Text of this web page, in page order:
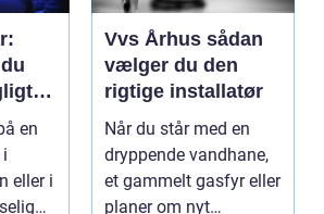
en
eller i
Vvs Århus sådan
vælger du den
rigtige installatør
Når du står med en
dryppende vandhane,
et gammelt gasfyr eller
planer om nyt